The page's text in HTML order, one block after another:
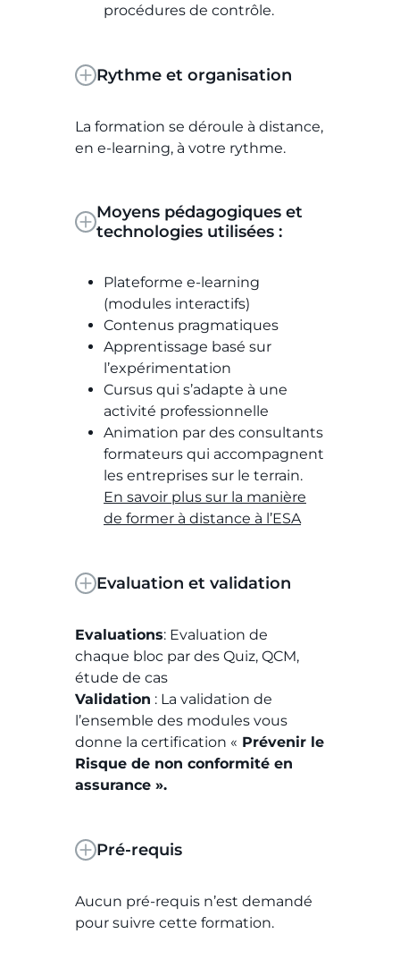
procédures de contrôle.
Rythme et organisation
La formation se déroule à distance,
en e-learning, à votre rythme.
Moyens pédagogiques et
technologies utilisées :
Plateforme e-learning
(modules interactifs)
Contenus pragmatiques
Apprentissage basé sur
l’expérimentation
Cursus qui s’adapte à une
activité professionnelle
Animation par des consultants
formateurs qui accompagnent
les entreprises sur le terrain.
En savoir plus sur la manière
de former à distance à l’ESA
Evaluation et validation
Evaluations: Evaluation de
chaque bloc par des Quiz, QCM,
étude de cas
Validation : La validation de
l’ensemble des modules vous
donne la certification « Prévenir le
Risque de non conformité en
assurance ».
Pré-requis
Aucun pré-requis n’est demandé
pour suivre cette formation.